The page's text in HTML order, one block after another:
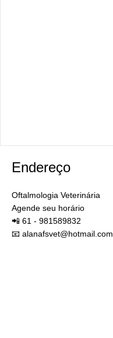
Endereço
Oftalmologia Veterinária
Agende seu horário
📲 61 - 981589832
📧 alanafsvet@hotmail.com